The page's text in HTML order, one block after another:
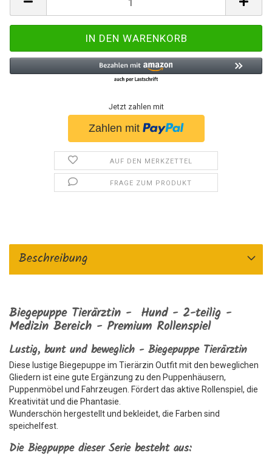
Jetzt zahlen mit
AUF DEN MERKZETTEL
FRAGE ZUM PRODUKT
Beschreibung
Biegepuppe Tierärztin - Hund - 2-teilig -
Medizin Bereich - Premium Rollenspiel
Lustig, bunt und beweglich - Biegepuppe Tierärztin
Diese lustige Biegepuppe im Tierärzin Outfit mit den beweglichen
Gliedern ist eine gute Ergänzung zu den Puppenhäusern,
Puppenmöbel und Fahrzeugen. Fördert das aktive Rollenspiel, die
Kreativität und die Phantasie.
Wunderschön hergestellt und bekleidet, die Farben sind
speichelfest.
Die Biegpuppe dieser Serie besteht aus: